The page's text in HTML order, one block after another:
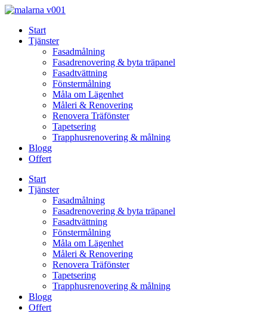
Skip
contentStart
Tjänster
Fasadmålning
Fasadrenovering & byta träpanel
Fasadtvättning
Fönstermålning
Måla om Lägenhet
Måleri & Renovering
Renovera Träfönster
Tapetsering
Trapphusrenovering & målning
Blogg
Offert
Start
Tjänster
Fasadmålning
Fasadrenovering & byta träpanel
Fasadtvättning
Fönstermålning
Måla om Lägenhet
Måleri & Renovering
Renovera Träfönster
Tapetsering
Trapphusrenovering & målning
Blogg
Offert